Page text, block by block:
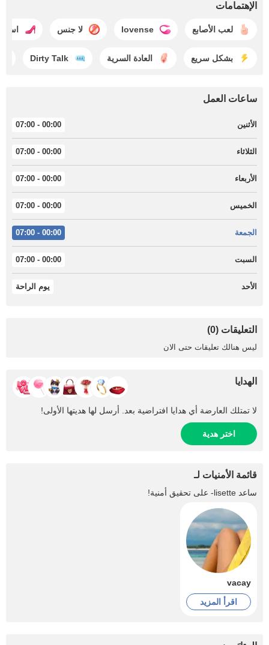
الإهتمامات
لعب الأصابع lovense لا جنس
بشكل سريع العادة السرية Dirty Talk
ساعات العمل
الأثنين 00:00 - 07:00
الثلاثاء 00:00 - 07:00
الأربعاء 00:00 - 07:00
الخميس 00:00 - 07:00
الجمعة 00:00 - 07:00
السبت 00:00 - 07:00
الأحد يوم الراحة
التعليقات (0)
ليس هنالك تعليقات حتى الان
الهدايا
لا تمتلك العارضة أي هدايا افتراضية بعد. أرسل لها هديتها الأولى!
اختر هدية
قائمة الأمنيات لـ
ساعد lisette- على تحقيق أمنية!
vacay
اقرأ المزيد